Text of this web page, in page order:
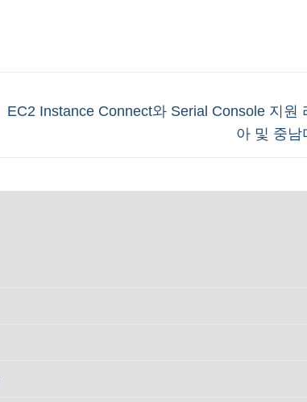
Next
EC2 Instance Connect와 Serial Console 지원
아 및 중남